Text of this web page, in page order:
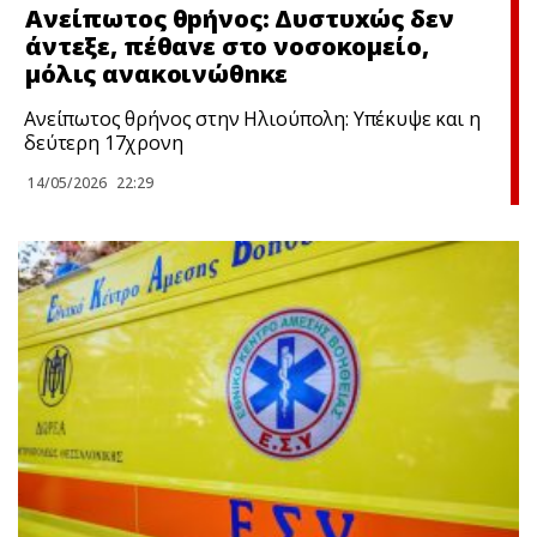
Ανείπωτος θpήνος: Δυστυxώς δεν
άντεξε, πέθαvε στο νοσοκομείο,
μόλις ανακοινώθnκε
Ανείπωτος θρήνος στην Ηλιούπολη: Υπέκυψε και η
δεύτερη 17χρονη
14/05/2026 22:29